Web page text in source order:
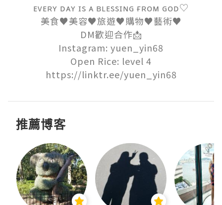
ᴇᴠᴇʀʏ ᴅᴀʏ ɪs ᴀ ʙʟᴇssɪɴɢ ғʀᴏᴍ ɢᴏᴅ♡
美食♥︎美容♥︎旅遊♥︎購物♥︎藝術♥︎
DM歡迎合作📩
Instagram: yuen_yin68
Open Rice: level 4
https://linktr.ee/yuen_yin68
推薦博客